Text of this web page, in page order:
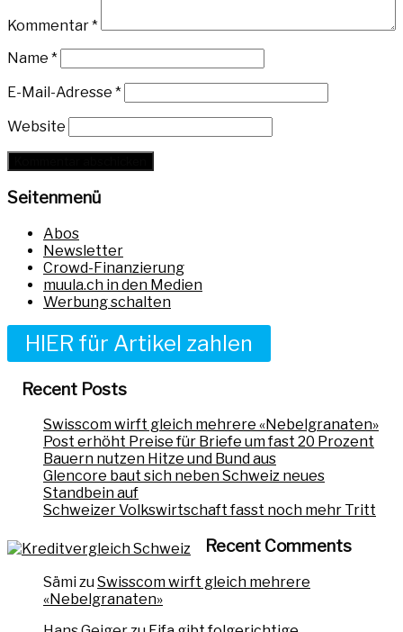
Kommentar*
Name *
E-Mail-Adresse *
Website
Seitenmenü
Abos
Newsletter
Crowd-Finanzierung
muula.ch in den Medien
Werbung schalten
HIER für Artikel zahlen
Recent Posts
Swisscom wirft gleich mehrere «Nebelgranaten»
Post erhöht Preise für Briefe um fast 20 Prozent
Bauern nutzen Hitze und Bund aus
Glencore baut sich neben Schweiz neues
Standbein auf
Schweizer Volkswirtschaft fasst noch mehr Tritt
Recent Comments
SämizuSwisscom wirft gleich mehrere
«Nebelgranaten»